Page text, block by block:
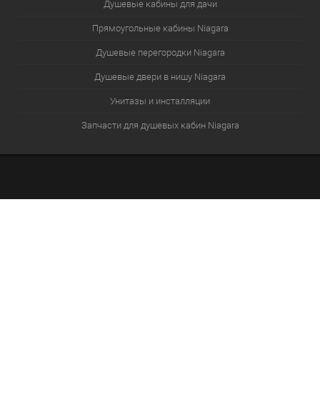
Душевые кабины для дачи
Прямоугольные кабины Niagara
Душевые перегородки Niagara
Душевые двери в нишу Niagara
Унитазы и инсталляции
Запчасти для душевых кабин Niagara